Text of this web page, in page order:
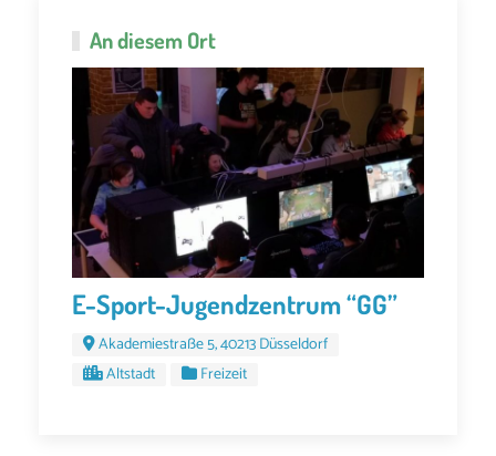
An diesem Ort
E-Sport-Jugendzentrum “GG”
Akademiestraße 5, 40213 Düsseldorf
Altstadt
Freizeit